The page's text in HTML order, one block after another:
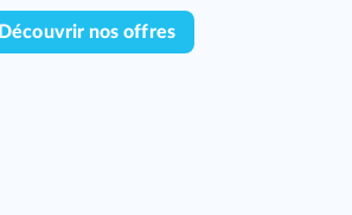
Découvrir nos offres